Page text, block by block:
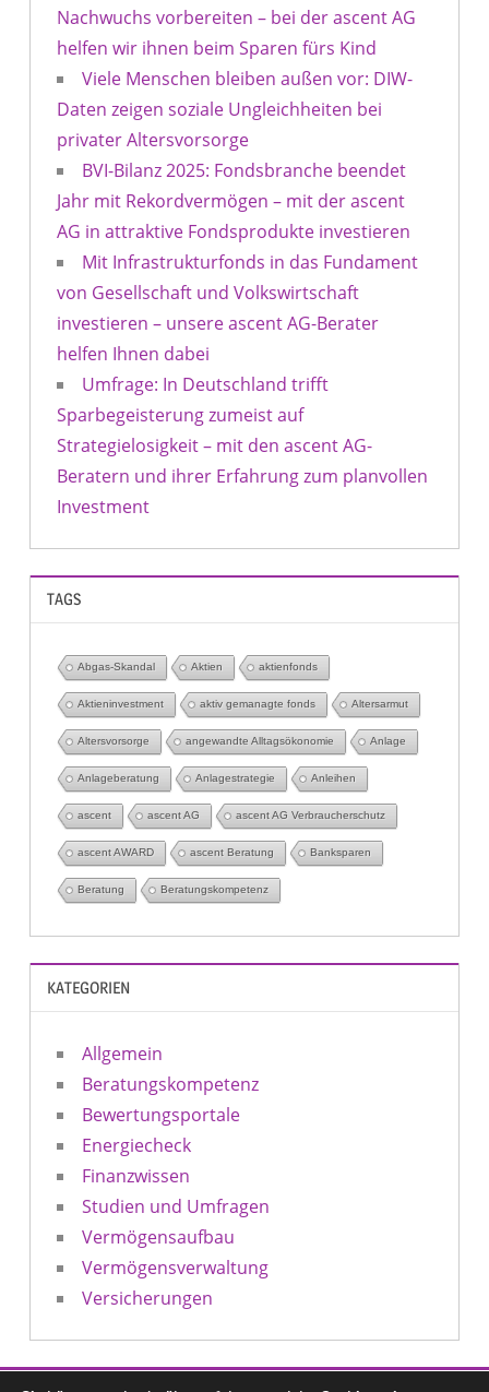
Nachwuchs vorbereiten – bei der ascent AG
helfen wir ihnen beim Sparen fürs Kind
Viele Menschen bleiben außen vor: DIW-
Daten zeigen soziale Ungleichheiten bei
privater Altersvorsorge
BVI-Bilanz 2025: Fondsbranche beendet
Jahr mit Rekordvermögen – mit der ascent
AG in attraktive Fondsprodukte investieren
Mit Infrastrukturfonds in das Fundament
von Gesellschaft und Volkswirtschaft
investieren – unsere ascent AG-Berater
helfen Ihnen dabei
Umfrage: In Deutschland trifft
Sparbegeisterung zumeist auf
Strategielosigkeit – mit den ascent AG-
Beratern und ihrer Erfahrung zum planvollen
Investment
TAGS
Abgas-Skandal Aktien aktienfonds
Aktieninvestment aktiv gemanagte fonds Altersarmut
Altersvorsorge angewandte Alltagsökonomie Anlage
Anlageberatung Anlagestrategie Anleihen
ascent ascent AG ascent AG Verbraucherschutz
ascent AWARD ascent Beratung Banksparen
Beratung Beratungskompetenz
KATEGORIEN
Allgemein
Beratungskompetenz
Bewertungsportale
Energiecheck
Finanzwissen
Studien und Umfragen
Vermögensaufbau
Vermögensverwaltung
Versicherungen